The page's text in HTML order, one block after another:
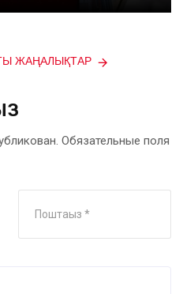
ЖАҢАЛЫҚТАР
Обязательные поля